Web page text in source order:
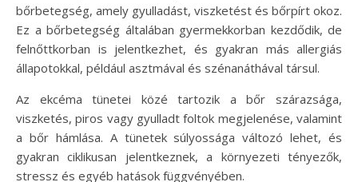
bőrbetegség, amely gyulladást, viszketést és bőrpírt okoz.
Ez a bőrbetegség általában gyermekkorban kezdődik, de
felnőttkorban is jelentkezhet, és gyakran más allergiás
állapotokkal, például asztmával és szénanáthával társul.
Az ekcéma tünetei közé tartozik a bőr szárazsága,
viszketés, piros vagy gyulladt foltok megjelenése, valamint
a bőr hámlása. A tünetek súlyossága változó lehet, és
gyakran ciklikusan jelentkeznek, a környezeti tényezők,
stressz és egyéb hatások függvényében.